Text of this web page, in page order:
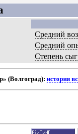
Средний
Средний
Степень
(Волгоград):история